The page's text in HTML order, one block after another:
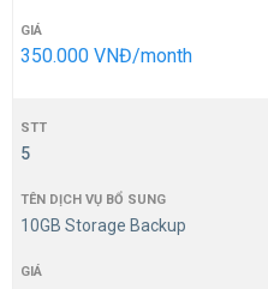
350.000 VNĐ/month
5
10GB Storage Backup